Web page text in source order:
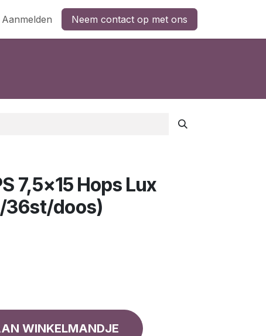
Aanmelden Neem contact op met ons
7,5x15 Hops Lux
36st/doos)
WINKELMANDJE